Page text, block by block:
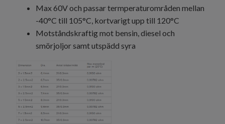
Max 60V och passar termperaturområden mellan
-40°C till 105°C, kortvarigt upp till 120°C
Motståndskraftig mot bensin, diesel och
smörjoljor samt utspädd syra